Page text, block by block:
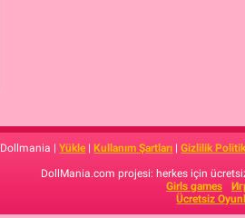
Dollmania |Yükle | Kullanım Şartları |Gizlilik
DollMania.com projesi: herkes için
Girls games
Ücretsiz